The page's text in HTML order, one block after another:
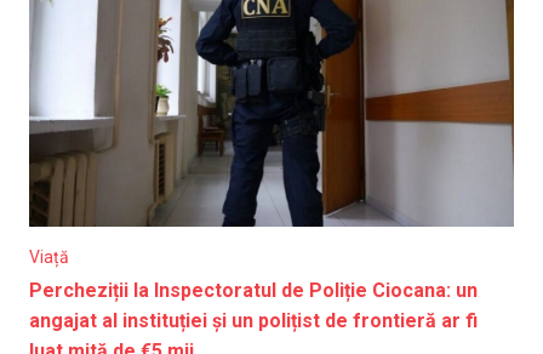
Viață
Percheziții la Inspectoratul de Poliție Ciocana: un
angajat al instituției și un polițist de frontieră ar fi